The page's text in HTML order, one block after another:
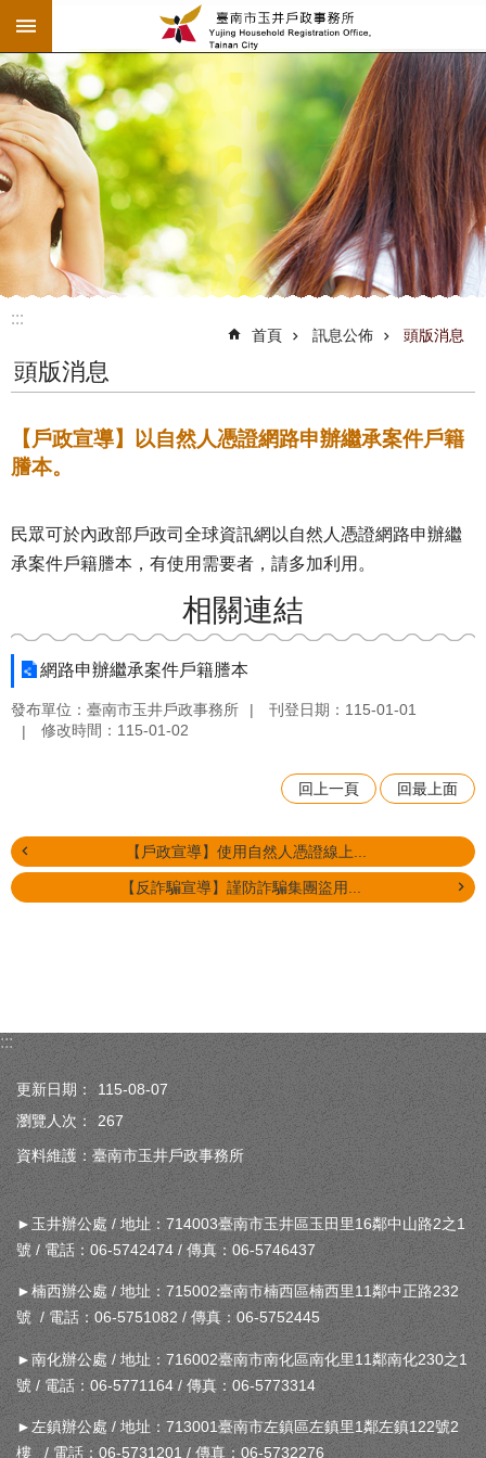
跳到主要內容區塊
:::
:::
首頁 訊息公佈 頭版消息
頭版消息
【戶政宣導】以自然人憑證網路申辦繼承案件戶籍
謄本。
民眾可於內政部戶政司全球資訊網以自然人憑證網路申辦繼
承案件戶籍謄本，有使用需要者，請多加利用。
相關連結
網路申辦繼承案件戶籍謄本
發布單位：臺南市玉井戶政事務所
刊登日期：115-01-01
修改時間：115-01-02
回上一頁 回最上面
【戶政宣導】使用自然人憑證線上...
【反詐騙宣導】謹防詐騙集團盜用...
:::
更新日期：
115-08-07
瀏覽人次：
267
資料維護：臺南市玉井戶政事務所
►玉井辦公處 / 地址：714003臺南市玉井區玉田里16鄰中山路2之1
號 / 電話：06-5742474 / 傳真：06-5746437
►楠西辦公處 / 地址：715002臺南市楠西區楠西里11鄰中正路232
號 / 電話：06-5751082 / 傳真：06-5752445
►南化辦公處 / 地址：716002臺南市南化區南化里11鄰南化230之1
號 / 電話：06-5771164 / 傳真：06-5773314
►左鎮辦公處 / 地址：713001臺南市左鎮區左鎮里1鄰左鎮122號2
樓 / 電話：06-5731201 / 傳真：06-5732276